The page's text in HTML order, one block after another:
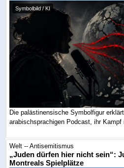
Symbolbild / KI
Die palästinensische Symbolfigur
arabischsprachigen Podcast, ihr Kampf
Welt -- Antisemitismus
„Juden dürfen hier nicht sein“:
Montreals Spielplätze